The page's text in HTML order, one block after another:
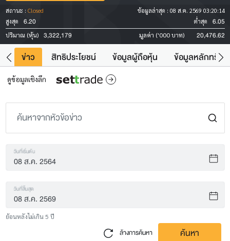
สถานะ : Closed ข้อมูลล่าสุด : 08 ส.ค. 2569 03:20:14
สูงสุด
6.20 ต่ำสุด 6.05
ปริมาณ (หุ้น) 3,322,179 มูลค่า ('000 บาท) 20,476.62
ข่าว สิทธิประโยชน์ ข้อมูลผู้ถือหุ้น ข้อมูลหลักทรัพย์
ดูข้อมูลเชิงลึก
วันที่เริ่มต้น
วันที่สิ้นสุด
ย้อนหลังไม่เกิน 5 ปี
ล้างการค้นหา ค้นหา